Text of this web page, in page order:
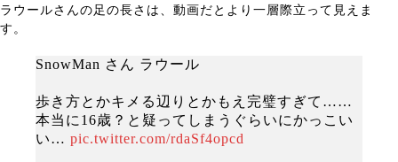
ラウールさんの足の長さは、動画だとより一層際立って見えま
す。
SnowMan さん ラウール
歩き方とかキメる辺りとかもえ完璧すぎて……
本当に16歳？と疑ってしまうぐらいにかっこい
い… pic.twitter.com/rdaSf4opcd